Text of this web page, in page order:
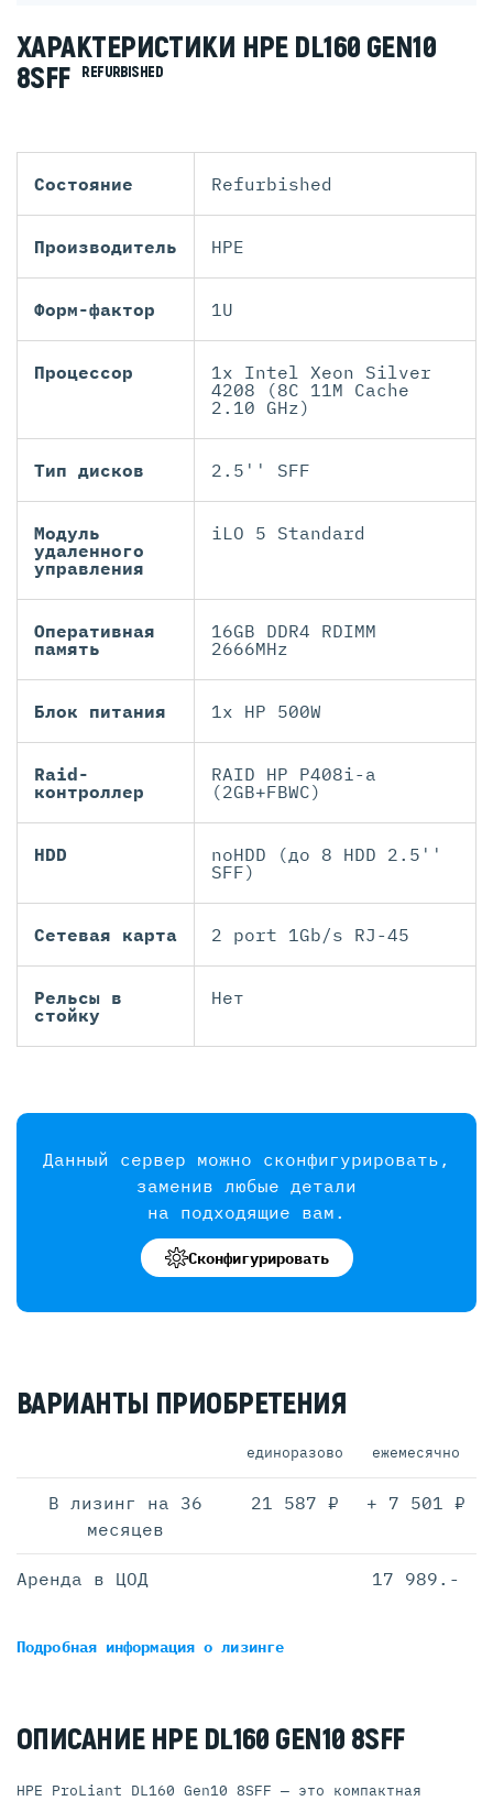
ХАРАКТЕРИСТИКИ HPE DL160 GEN10
8SFF
REFURBISHED
Состояние Refurbished
Производитель HPE
Форм-фактор 1U
Процессор
1x Intel Xeon Silver
4208 (8C 11M Cache
2.10 GHz)
Тип дисков 2.5'' SFF
Модуль
удаленного
управления
iLO 5 Standard
Оперативная
память
16GB DDR4 RDIMM
2666MHz
Блок питания 1x HP 500W
Raid-
контроллер
RAID HP P408i-a
(2GB+FBWC)
HDD
noHDD (до 8 HDD 2.5''
SFF)
Сетевая карта 2 port 1Gb/s RJ-45
Рельсы в
стойку
Нет
Данный сервер можно сконфигурировать,
заменив любые детали
на подходящие вам.
Сконфигурировать
ВАРИАНТЫ ПРИОБРЕТЕНИЯ
единоразово ежемесячно
В лизинг на 36
месяцев
21 587 ₽ + 7 501 ₽
Аренда в ЦОД 17 989.-
Подробная информацияо лизинге
ОПИСАНИЕ HPE DL160 GEN10 8SFF
HPE ProLiant DL160 Gen10 8SFF — это компактная